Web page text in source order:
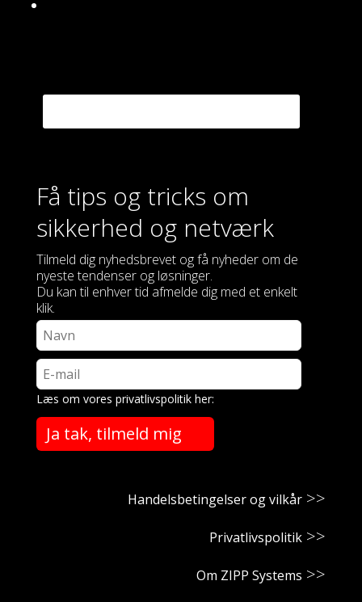
Få tips og tricks om
sikkerhed og netværk
Tilmeld dig nyhedsbrevet og få nyheder om de
nyeste tendenser og løsninger.
Du kan til enhver tid afmelde dig med et enkelt
klik.
Læs om vores privatlivspolitik her:
Ja tak, tilmeld mig
Handelsbetingelser og vilkår
Privatlivspolitik
Om ZIPP Systems